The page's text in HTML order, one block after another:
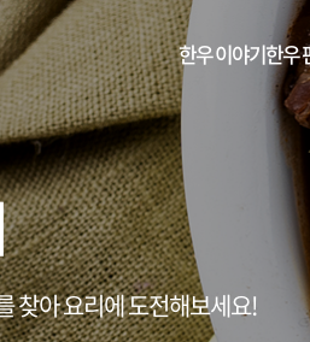
한우 이야기한우
찾아 요리에 도전해보세요!